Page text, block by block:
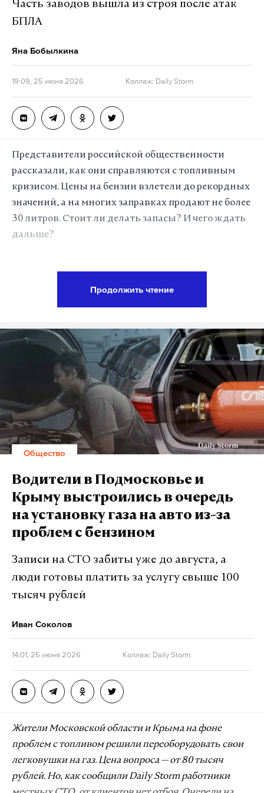
Часть заводов вышла из строя после атак
БПЛА
Яна Бобылкина
19:09, 25 июня 2026 Коллаж: Daily Storm
Представители российской общественности
рассказали, как они справляются с топливным
кризисом. Цены на бензин взлетели до рекордных
значений, а на многих заправках продают не более
30 литров. Стоит ли делать запасы? И чего ждать
дальше?
работает там, где тормозит интернет.
А еще мы есть вTelegram ,Дзени VK
Макс Telegram
Дзен VK
Сергей Жорин
У меня есть помощники, которые смотрят, где и
на шаг вперед я уже подумал, что в какой-то
на велосипеде. Я очень люблю этот вид
транспорта, и это может быть каким-то
временным выходом — на случай, если эта
ситуация не зайдет далеко и до зимы не
«рассосется». Но конечно, это все очень не весело!
Продолжить чтение
Общество
Водители в Подмосковье и
Крыму выстроились в очередь
на установку газа на авто из-за
проблем с бензином
Записи на СТО забиты уже до августа, а
люди готовы платить за услугу свыше 100
тысяч рублей
Иван Соколов
14:01, 25 июня 2026 Коллаж: Daily Storm
Жители Московской области и Крыма на фоне
проблем с топливом решили переоборудовать свои
легковушки на газ. Цена вопроса — от 80 тысяч
рублей. Но, как сообщили Daily Storm работники